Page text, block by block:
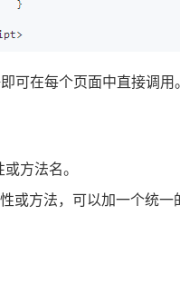
可在每个页面中直接调用
方法名。
或方法，可以加一个统